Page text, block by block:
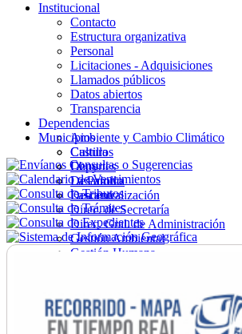
Institucional
Contacto
Estructura organizativa
Personal
Licitaciones - Adquisiciones
Llamados públicos
Datos abiertos
Transparencia
Dependencias
Ambiente y Cambio Climático
Cultura
Deportes
Desarrollo
Descentralización
Direc. de Secretaría
Direc. Gral. de Administración
Gestión Ambiental
Gestión Humana
Ordenamiento
Promoción Social
Salud
Municipios
Castillos
Chuy
La Paloma
Lascano